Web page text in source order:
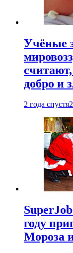
Учёные
добро и
2 года спустя
году
Мороза